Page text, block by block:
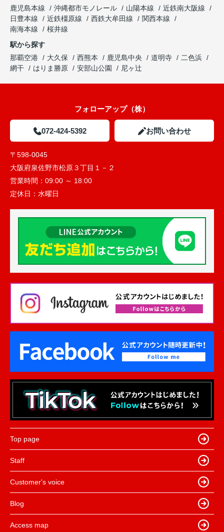
鹿児島本線
沖縄都市モノレール 山陽本線
近鉄南大阪線
日豊本線
近鉄橿原線 西鉄大牟田線
関西本線
南海本線
桜井線
駅から探す
那覇空港
大久保 西熊本 鹿児島中央 道明寺
二色浜
網干
はりま勝原 安部山公園 尼ヶ辻
フォローアップ（株）
072-424-5392 お問い合わせ
〒598-0045
大阪府泉佐野市松原３丁目１－２
営業時間： 09:00 ～ 18:00
定休日： 水曜日
Top page
Staff
Customer's voice
Blog
Access map